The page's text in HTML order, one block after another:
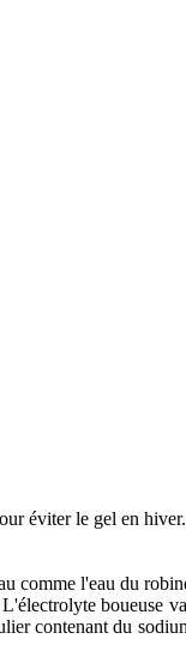
éviter le gel en hiver.
comme l'eau du
contenant du